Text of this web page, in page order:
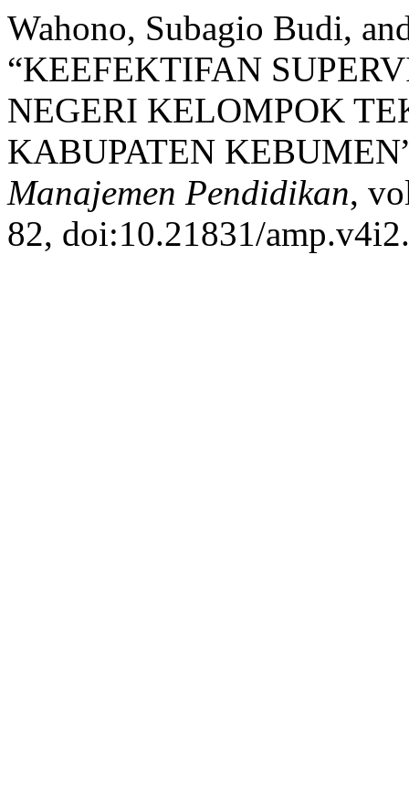
Wahono, Subagio Budi,
“KEEFEKTIFAN
NEGERI KELOMPOK
KABUPATEN
Manajemen Pendidikan,
82, doi:10.21831/